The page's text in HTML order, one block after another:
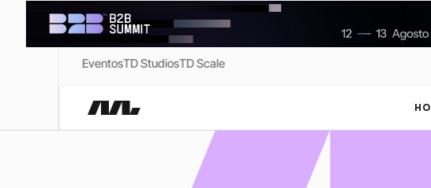
EventosTD StudiosTD Scale